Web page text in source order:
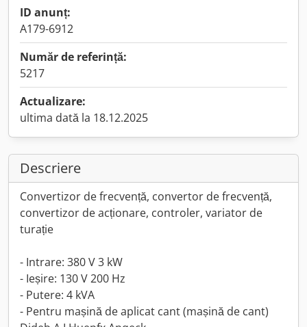
ID anunț:
A179-6912
Număr de referință:
5217
Actualizare:
ultima dată la 18.12.2025
Descriere
Convertizor de frecvență, convertor de frecvență,
convertizor de acționare, controler, variator de
turație
- Intrare: 380 V 3 kW
- Ieșire: 130 V 200 Hz
- Putere: 4 kVA
- Pentru mașină de aplicat cant (mașină de cant)